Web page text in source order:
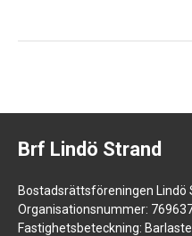
Brf Lindö Strand
Bostadsrättsföreningen Lindö
Organisationsnummer:
Fastighetsbeteckning: